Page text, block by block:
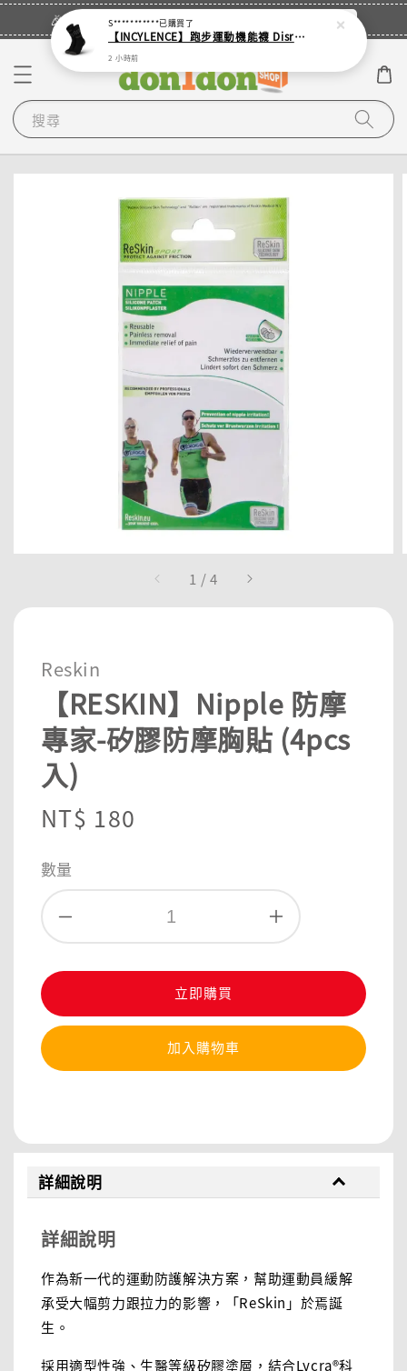
🎉登入會員・領取您的專屬折扣券！ 立即登入
搜尋
1 /4
Reskin
【RESKIN】Nipple 防摩
專家-矽膠防摩胸貼 (4pcs
入)
Regular
NT$ 180
數量
立即購買
加入購物車
詳細說明
詳細說明
作為新一代的運動防護解決方案，幫助運動員緩解
承受大幅剪力跟拉力的影響，「ReSkin」於焉誕
生。
採用適型性強、生醫等級矽膠塗層，結合Lycra®科
S***********已購買了
【INCYLENCE】跑步運動機能襪 Disrupts Black
2 小時前